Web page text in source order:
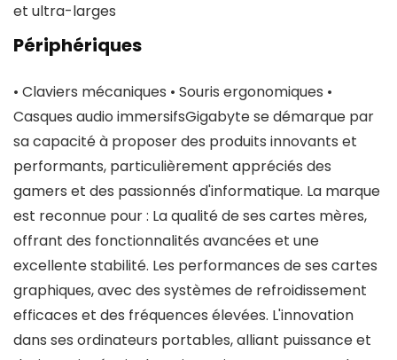
et ultra-larges
Périphériques
• Claviers mécaniques • Souris ergonomiques •
Casques audio immersifsGigabyte se démarque par
sa capacité à proposer des produits innovants et
performants, particulièrement appréciés des
gamers et des passionnés d'informatique. La marque
est reconnue pour : La qualité de ses cartes mères,
offrant des fonctionnalités avancées et une
excellente stabilité. Les performances de ses cartes
graphiques, avec des systèmes de refroidissement
efficaces et des fréquences élevées. L'innovation
dans ses ordinateurs portables, alliant puissance et